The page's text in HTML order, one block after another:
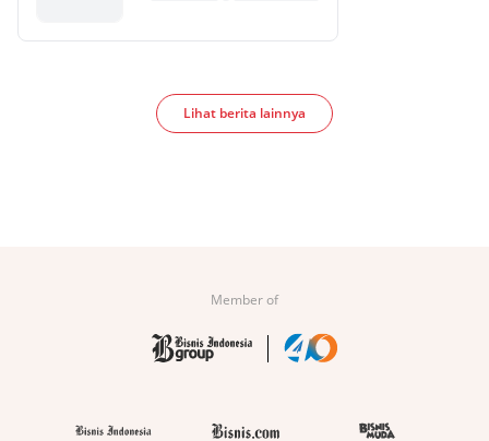
Lihat berita lainnya
Member of